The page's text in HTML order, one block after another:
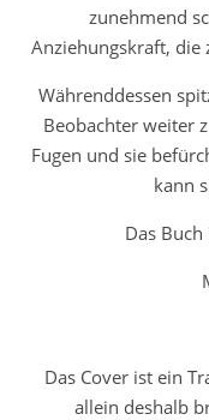
zunehmend
Anziehungskraft, die
Währenddessen
Beobachter weiter
Fugen und sie
kann
Das
Das Cover ist ein
allein deshalb